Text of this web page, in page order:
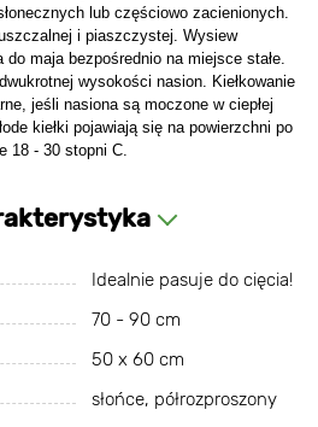
lub częściowo zacienionych.
i piaszczystej. Wysiew
maja bezpośrednio na miejsce stałe.
wysokości nasion. Kiełkowanie
jeśli nasiona są moczone w ciepłej
kiełki pojawiają się na powierzchni po
18 - 30 stopni C.
Idealnie pasuje do cięcia!
70 - 90 cm
50 х 60 cm
słońce, półrozproszony